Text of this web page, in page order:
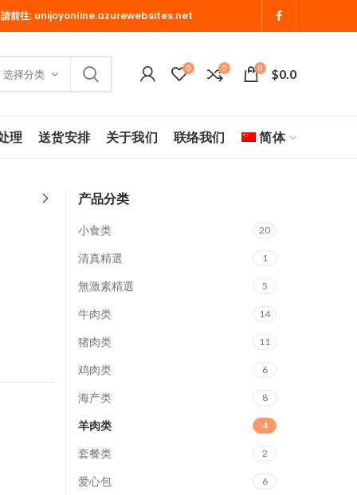
前往: unijoyonline.azurewebsites.net
选择分类 0 0 0 $0.0
理 送货安排 关于我们 联络我们 简体
产品分类
小食类 20
清真精選 1
無激素精選 5
牛肉类 14
猪肉类 11
鸡肉类 6
海产类 8
羊肉类 4
套餐类 2
爱心包 6